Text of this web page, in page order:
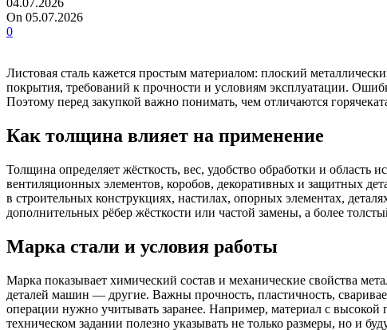
04.07.2026
On 05.07.2026
0
Листовая сталь кажется простым материалом: плоский
покрытия, требований к прочности и условиям эксплуатации.
Поэтому перед закупкой важно понимать, чем отличаются
Как толщина влияет на применение
Толщина определяет жёсткость, вес, удобство обработки и область
вентиляционных элементов, коробов, декоративных и защитных
в строительных конструкциях, настилах, опорных элементах,
дополнительных рёбер жёсткости или частой замены, а более
Марка стали и условия работы
Марка показывает химический состав и механические свойства
деталей машин — другие. Важны прочность, пластичность,
операции нужно учитывать заранее. Например, материал с
техническом задании полезно указывать не только размеры, но и